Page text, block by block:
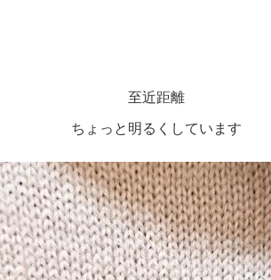
至近距離
ちょっと明るくしています